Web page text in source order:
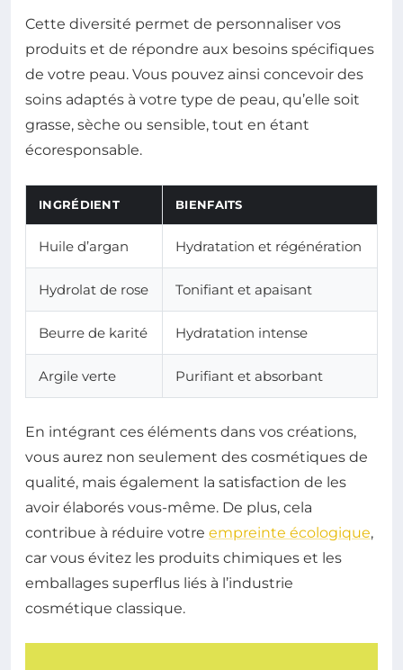
Cette diversité permet de personnaliser vos
produits et de répondre aux besoins spécifiques
de votre peau. Vous pouvez ainsi concevoir des
soins adaptés à votre type de peau, qu’elle soit
grasse, sèche ou sensible, tout en étant
écoresponsable.
INGRÉDIENT BIENFAITS
Huile d’argan Hydratation et régénération
Hydrolat de rose Tonifiant et apaisant
Beurre de karité Hydratation intense
Argile verte Purifiant et absorbant
En intégrant ces éléments dans vos créations,
vous aurez non seulement des cosmétiques de
qualité, mais également la satisfaction de les
avoir élaborés vous-même. De plus, cela
contribue à réduire votre empreinte écologique,
car vous évitez les produits chimiques et les
emballages superflus liés à l’industrie
cosmétique classique.